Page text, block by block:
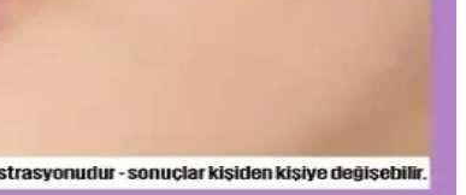
ipuçlarıyla makyajınızı mükemmelleştirin.